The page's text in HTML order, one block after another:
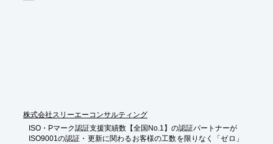
株式会社スリーエーコンサルティング
ISO・Pマーク認証支援実績数【全国No.1】の認証パートナーが
ISO9001の認証・更新に関わるお客様の工数を限りなく「ゼロ」